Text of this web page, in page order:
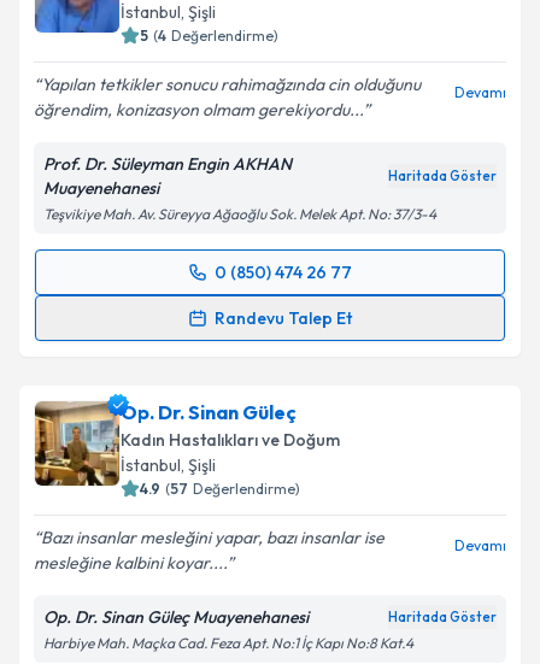
İstanbul, Şişli
5 (4 Değerlendirme)
Yapılan tetkikler sonucu rahimağzında cin olduğunu
öğrendim, konizasyon olmam gerekiyordu...
Devamı
Prof. Dr. Süleyman Engin AKHAN
Muayenehanesi
Haritada Göster
Teşvikiye Mah. Av. Süreyya Ağaoğlu Sok. Melek Apt. No: 37/3-4
0 (850) 474 26 77
Randevu Talep Et
Randevu Takvimi Talebi
almanız için bir takvim hazırlandığında e-posta ile
bilgilendireceğiz.
E-posta Adresiniz
Metni'ni okudum ve kişisel verilerimin belirtilen
kapsamda işlenmesini kabul ediyorum.
Op. Dr. Sinan Güleç
Kadın Hastalıkları ve Doğum
İstanbul, Şişli
4.9 (57 Değerlendirme)
Bazı insanlar mesleğini yapar, bazı insanlar ise
mesleğine kalbini koyar....
Devamı
Op. Dr. Sinan Güleç Muayenehanesi Haritada Göster
Harbiye Mah. Maçka Cad. Feza Apt. No:1 İç Kapı No:8 Kat.4